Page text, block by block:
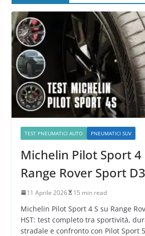
TEST PNEUMATICI AUTO PNEUMATICI SUV
Michelin Pilot Sport 4
Range Rover Sport
11 Aprile 2026 15 min read
Michelin Pilot Sport 4 S su Range
HST: test completo tra sportività,
stradale e confronto con Pilot Sport